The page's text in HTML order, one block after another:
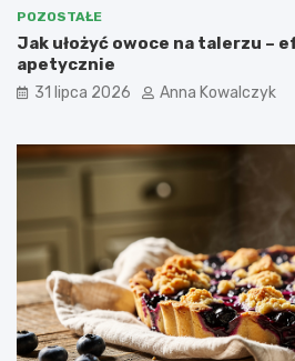
POZOSTAŁE
Jak ułożyć owoce na talerzu –
apetycznie
31 lipca 2026 Anna Kowalczyk